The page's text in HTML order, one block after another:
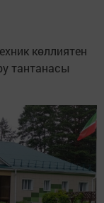
көллиятен
тантанасы